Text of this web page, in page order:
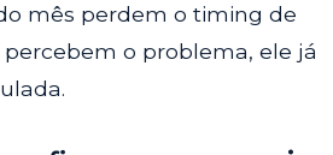
mês perdem o timing de
o problema, ele já